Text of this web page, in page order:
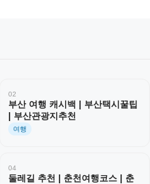
02
부산 여행 캐시백 | 부산택시꿀팁
| 부산관광지추천
여행
04
둘레길 추천 | 춘천여행코스 | 춘